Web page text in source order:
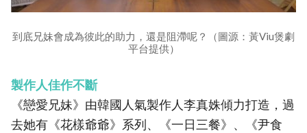
到底兄妹會成為彼此的助力，還是阻滯呢？（圖源：黃Viu煲劇
平台提供）
製作人佳作不斷
《戀愛兄妹》由韓國人氣製作人李真姝傾力打造，過
去她有《花樣爺爺》系列、《一日三餐》、《尹食